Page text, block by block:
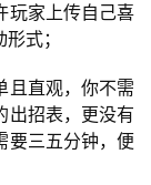
玩家上传自己喜
式；
且直观，你不需
出招表，更没有
要三五分钟，便